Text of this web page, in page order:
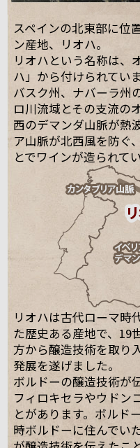
スペインの北東部に位
ン産地、リオハ。
リオハという名称は、
ハ」から付けられてい
バスク州、ナバーラ州
ロ川流域とその支流の
西のデマンダ山脈が熱
ア山脈が北西風を防ぐ
とでワインが造られてい
リオハは古代ローマ時
た歴史ある産地で、19
方から醸造技術を取り
発展を遂げました。
ボルドーの醸造技術が
フィロキセラやウドン
とがあります。ボルド
時ボルドーに住んでい